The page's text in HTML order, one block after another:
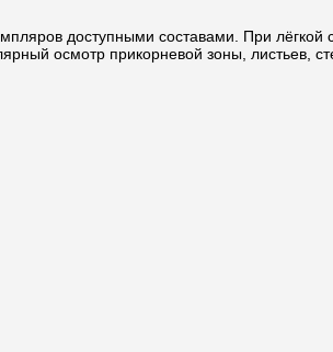
доступными составами. При лёгкой
осмотр прикорневой зоны, листьев,